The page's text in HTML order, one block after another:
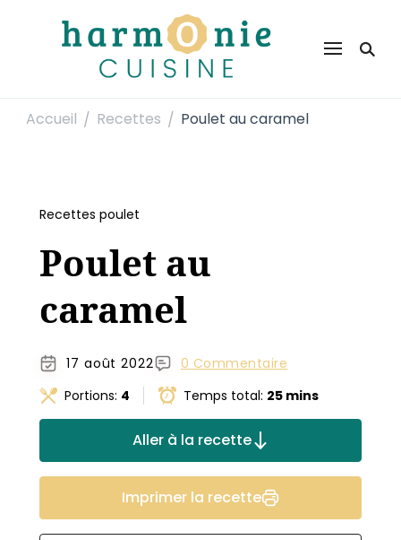
Harmonie Cuisine
Accueil / Recettes / Poulet au caramel
Recettes poulet
Poulet au
caramel
17 août 2022
0 Commentaire
Portions: 4 Temps total: 25 mins
Aller à la recette
Imprimer la recette